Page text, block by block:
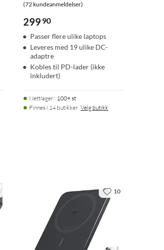
(72 kundeanmeldelser)
299 90
Passer flere ulike laptops
Leveres med 19 ulike DC-
adaptre
Kobles til PD-lader (ikke
inkludert)
Nettlager: 100+ st
Finnes i 14 butikker. Velg butikk
10